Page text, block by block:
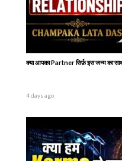
क्या आपका Partner सिर्फ़ इस जन्म का
4 days ago